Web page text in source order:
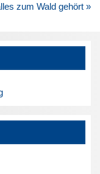
zum Wald gehört »